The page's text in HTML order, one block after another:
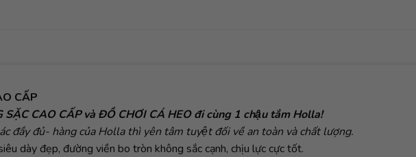
CẤP
CAO CẤP và ĐỒ CHƠI CÁ HEO đi cùng 1 chậu tắm Holla!
đầy đủ- hàng của Holla thì yên tâm tuyệt đối về an toàn và chất lượng.
dày đẹp, đường viền bo tròn không sắc cạnh, chịu lực cực tốt.